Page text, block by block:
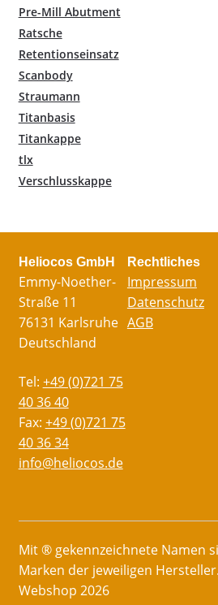
Pre-Mill Abutment
Ratsche
Retentionseinsatz
Scanbody
Straumann
Titanbasis
Titankappe
tlx
Verschlusskappe
Heliocos GmbH
Emmy-Noether-
Straße 11
76131 Karlsruhe
Deutschland
Tel: +49 (0)721 75
40 36 40
Fax: +49 (0)721 75
40 36 34
info@heliocos.de
Rechtliches
Impressum
Datenschutz
AGB
Mit ® gekennzeichnete Namen
Marken der jeweiligen
Webshop 2026